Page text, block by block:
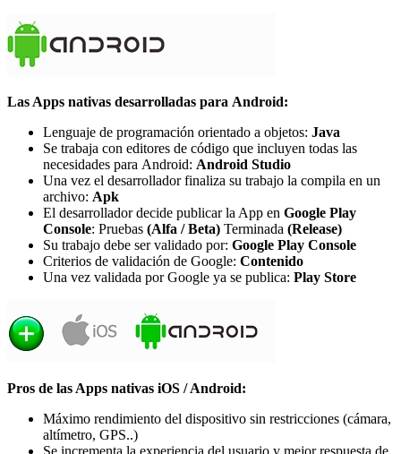
Las Apps nativas desarrolladas para Android:
Lenguaje de programación orientado a objetos: Java
Se trabaja con editores de código que incluyen todas las
necesidades para Android: Android Studio
Una vez el desarrollador finaliza su trabajo la compila en un
archivo: Apk
El desarrollador decide publicar la App en Google Play
Console: Pruebas (Alfa / Beta) Terminada (Release)
Su trabajo debe ser validado por: Google Play Console
Criterios de validación de Google: Contenido
Una vez validada por Google ya se publica: Play Store
Pros de las Apps nativas iOS / Android:
Máximo rendimiento del dispositivo sin restricciones (cámara,
altímetro, GPS..)